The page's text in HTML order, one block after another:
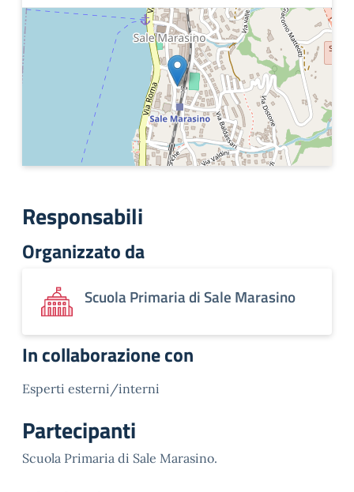
Responsabili
Organizzato da
Scuola Primaria di Sale Marasino
In collaborazione con
Esperti esterni/interni
Partecipanti
Scuola Primaria di Sale Marasino.